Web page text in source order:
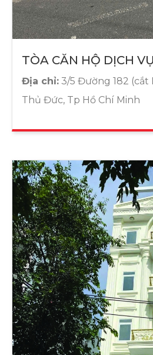
TÒA CĂN HỘ DỊCH
Địa chỉ: 3/5 Đường 182 (cắt
Thủ Đức, Tp Hồ Chí Minh